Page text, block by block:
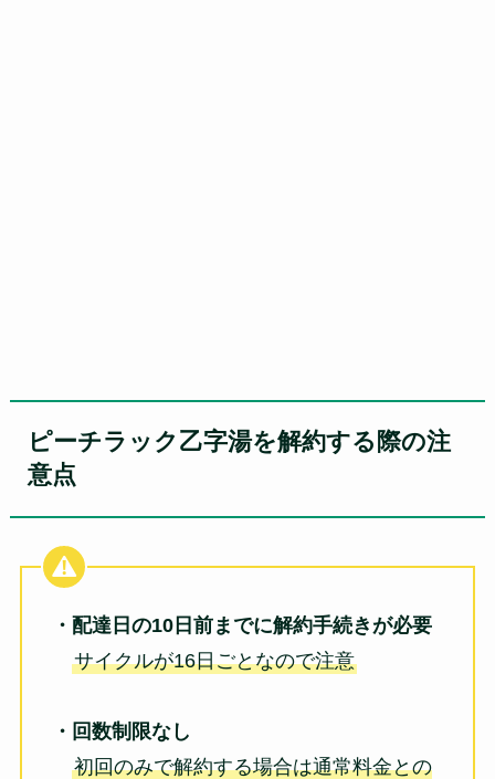
ピーチラック乙字湯を解約する際の注
意点
・配達日の10日前までに解約手続きが必要
サイクルが16日ごとなので注意
・回数制限なし
初回のみで解約する場合は通常料金との